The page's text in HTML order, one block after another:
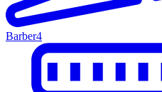
Barber4